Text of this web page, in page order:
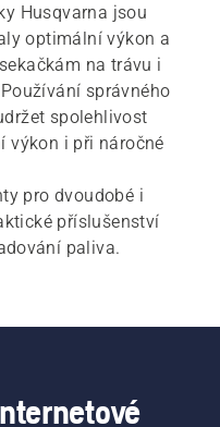
Husqvarna jsou
optimální výkon a
na trávu i
správného
spolehlivost
výkon i při náročné
pro dvoudobé i
příslušenství
paliva.